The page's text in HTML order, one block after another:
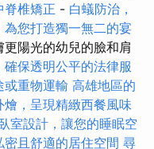
脊椎矯正 - 白蟻防治，
為您打造獨一無二的宴
陽光的幼兒的臉和肩
保透明公平的法律服
或重物運輸 高雄地區的
燴，呈現精緻西餐風味
室設計，讓您的睡眠空
且舒適的居住空間 尋